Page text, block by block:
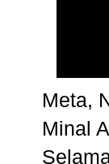
Meta,
Minal